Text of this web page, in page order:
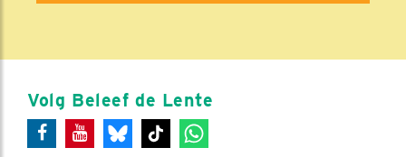
Volg Beleef de Lente